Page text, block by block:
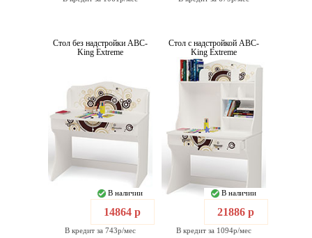
Стол без надстройки ABC-
King Extreme
В наличии
14864 р
В кредит за 743р/мес
Стол с надстройкой ABC-
King Extreme
В наличии
21886 р
В кредит за 1094р/мес